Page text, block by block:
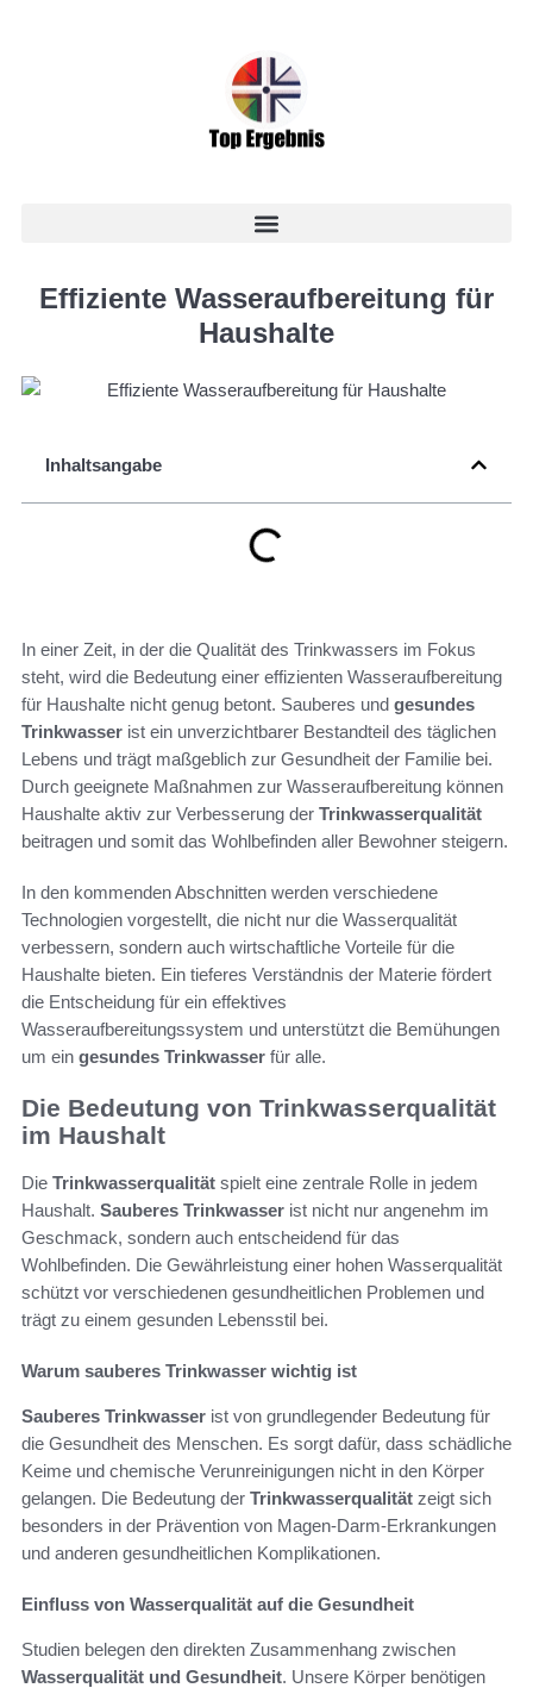
Effiziente Wasseraufbereitung für
Haushalte
Inhaltsangabe
In einer Zeit, in der die Qualität des Trinkwassers im Fokus
steht, wird die Bedeutung einer effizienten Wasseraufbereitung
für Haushalte nicht genug betont. Sauberes und gesundes
Trinkwasser ist ein unverzichtbarer Bestandteil des täglichen
Lebens und trägt maßgeblich zur Gesundheit der Familie bei.
Durch geeignete Maßnahmen zur Wasseraufbereitung können
Haushalte aktiv zur Verbesserung der Trinkwasserqualität
beitragen und somit das Wohlbefinden aller Bewohner steigern.
In den kommenden Abschnitten werden verschiedene
Technologien vorgestellt, die nicht nur die Wasserqualität
verbessern, sondern auch wirtschaftliche Vorteile für die
Haushalte bieten. Ein tieferes Verständnis der Materie fördert
die Entscheidung für ein effektives
Wasseraufbereitungssystem und unterstützt die Bemühungen
um ein gesundes Trinkwasser für alle.
Die Bedeutung von Trinkwasserqualität
im Haushalt
Die Trinkwasserqualität spielt eine zentrale Rolle in jedem
Haushalt. Sauberes Trinkwasser ist nicht nur angenehm im
Geschmack, sondern auch entscheidend für das
Wohlbefinden. Die Gewährleistung einer hohen Wasserqualität
schützt vor verschiedenen gesundheitlichen Problemen und
trägt zu einem gesunden Lebensstil bei.
Warum sauberes Trinkwasser wichtig ist
Sauberes Trinkwasser ist von grundlegender Bedeutung für
die Gesundheit des Menschen. Es sorgt dafür, dass schädliche
Keime und chemische Verunreinigungen nicht in den Körper
gelangen. Die Bedeutung der Trinkwasserqualität zeigt sich
besonders in der Prävention von Magen-Darm-Erkrankungen
und anderen gesundheitlichen Komplikationen.
Einfluss von Wasserqualität auf die Gesundheit
Studien belegen den direkten Zusammenhang zwischen
Wasserqualität und Gesundheit. Unsere Körper benötigen